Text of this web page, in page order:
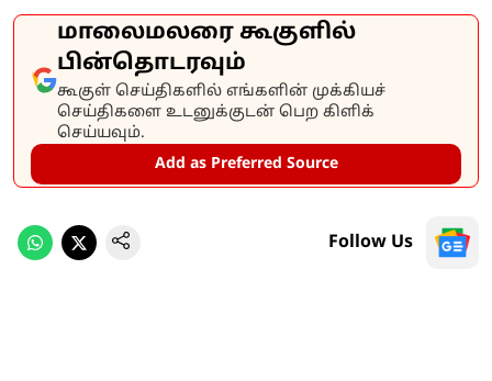
மாலைமலரை கூகுளில்
பின்தொடரவும்
கூகுள் செய்திகளில் எங்களின் முக்கியச்
செய்திகளை உடனுக்குடன் பெற கிளிக்
செய்யவும்.
Add as Preferred Source
Follow Us